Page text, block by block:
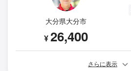
大分県大分市
¥26,400
さらに表示